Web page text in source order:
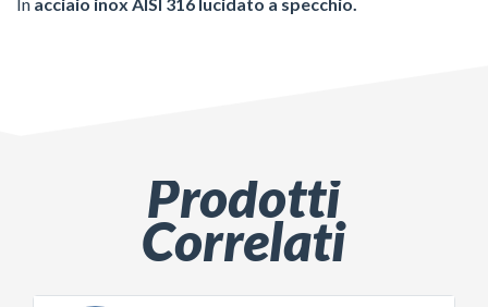
Prodotti
Correlati